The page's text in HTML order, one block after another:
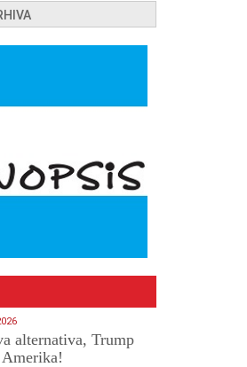
alternativa, Trump
Amerika!